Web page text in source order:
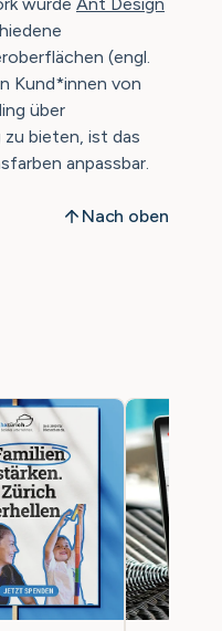
(engl.
Kund*innen von
über
bieten, ist das
anpassbar.
Nach oben